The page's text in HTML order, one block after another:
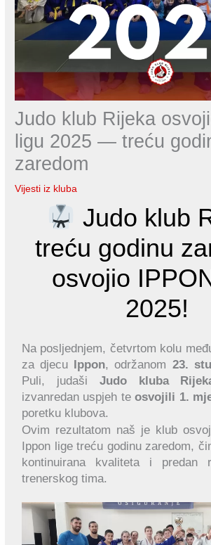
Judo klub Rijeka
ligu 2025 — treću
zaredom
Vijesti iz kluba
Judo klub
treću godinu
osvojio
2025!
Na posljednjem, četvrtom kolu
za djecu Ippon, održanom 23.
Puli, judaši Judo kluba
izvanredan uspjeh teosvojili 1.
poretku klubova.
Ovim rezultatom naš je klub
Ippon lige treću godinu zaredom,
kontinuirana kvaliteta i predan
trenerskog tima.